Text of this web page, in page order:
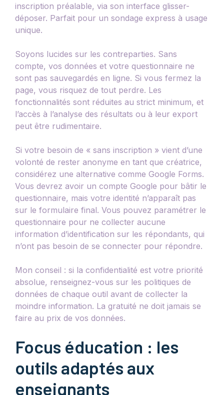
inscription préalable, via son interface glisser-
déposer. Parfait pour un sondage express à usage
unique.
Soyons lucides sur les contreparties. Sans
compte, vos données et votre questionnaire ne
sont pas sauvegardés en ligne. Si vous fermez la
page, vous risquez de tout perdre. Les
fonctionnalités sont réduites au strict minimum, et
l’accès à l’analyse des résultats ou à leur export
peut être rudimentaire.
Si votre besoin de « sans inscription » vient d’une
volonté de rester anonyme en tant que créatrice,
considérez une alternative comme Google Forms.
Vous devrez avoir un compte Google pour bâtir le
questionnaire, mais votre identité n’apparaît pas
sur le formulaire final. Vous pouvez paramétrer le
questionnaire pour ne collecter aucune
information d’identification sur les répondants, qui
n’ont pas besoin de se connecter pour répondre.
Mon conseil : si la confidentialité est votre priorité
absolue, renseignez-vous sur les politiques de
données de chaque outil avant de collecter la
moindre information. La gratuité ne doit jamais se
faire au prix de vos données.
Focus éducation : les
outils adaptés aux
enseignants